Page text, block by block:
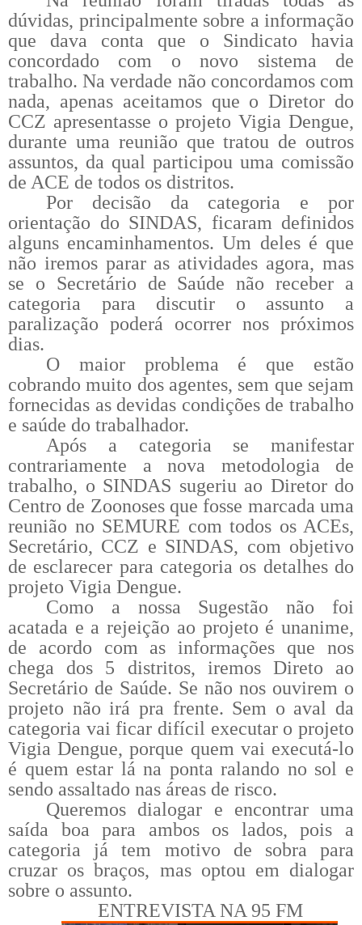
dúvidas, principalmente sobre a informação
que dava conta que o Sindicato havia
concordado com o novo sistema de
trabalho. Na verdade não concordamos com
nada, apenas aceitamos que o Diretor do
CCZ apresentasse o projeto Vigia Dengue,
durante uma reunião que tratou de outros
assuntos, da qual participou uma comissão
de ACE de todos os distritos.
Por decisão da categoria e por
orientação do SINDAS, ficaram definidos
alguns encaminhamentos. Um deles é que
não iremos parar as atividades agora, mas
se o Secretário de Saúde não receber a
categoria para discutir o assunto a
paralização poderá ocorrer nos próximos
dias.
O maior problema é que estão
cobrando muito dos agentes, sem que sejam
fornecidas as devidas condições de trabalho
e saúde do trabalhador.
Após a categoria se manifestar
contrariamente a nova metodologia de
trabalho, o SINDAS sugeriu ao Diretor do
Centro de Zoonoses que fosse marcada uma
reunião no SEMURE com todos os ACEs,
Secretário, CCZ e SINDAS, com objetivo
de esclarecer para categoria os detalhes do
projeto Vigia Dengue.
Como a nossa Sugestão não foi
acatada e a rejeição ao projeto é unanime,
de acordo com as informações que nos
chega dos 5 distritos, iremos Direto ao
Secretário de Saúde. Se não nos ouvirem o
projeto não irá pra frente. Sem o aval da
categoria vai ficar difícil executar o projeto
Vigia Dengue, porque quem vai executá-lo
é quem estar lá na ponta ralando no sol e
sendo assaltado nas áreas de risco.
Queremos dialogar e encontrar uma
saída boa para ambos os lados, pois a
categoria já tem motivo de sobra para
cruzar os braços, mas optou em dialogar
sobre o assunto.
ENTREVISTA NA 95 FM